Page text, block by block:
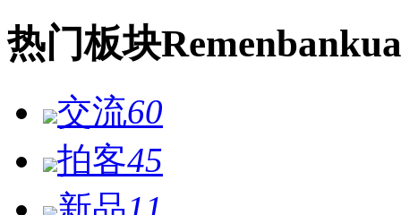
热门板块Remen
交流60
拍客45